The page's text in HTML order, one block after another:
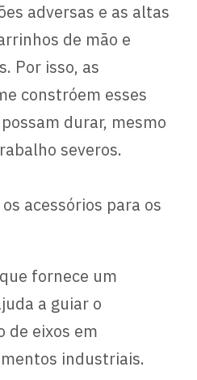
adversas e as altas
de mão e
Por isso, as
constróem esses
durar, mesmo
severos.
acessórios para os
fornece um
a guiar o
de eixos em
industriais.